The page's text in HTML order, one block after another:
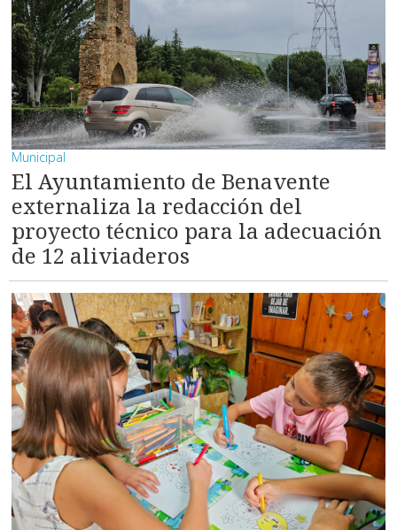
Municipal
El Ayuntamiento de Benavente
externaliza la redacción del
proyecto técnico para la adecuación
de 12 aliviaderos